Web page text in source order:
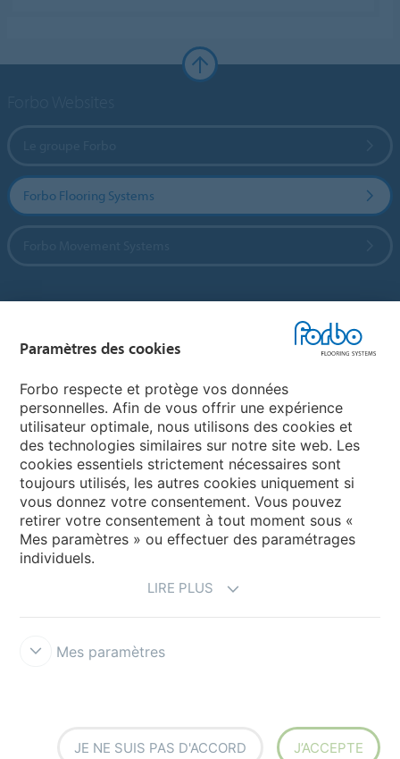
Forbo Flooring Systems
My Forbo
Contact dans le monde
Ajustement net
Paramètres des cookies
Forbo respecte et protège vos données
personnelles. Afin de vous offrir une expérience
utilisateur optimale, nous utilisons des cookies et
des technologies similaires sur notre site web. Les
cookies essentiels strictement nécessaires sont
toujours utilisés, les autres cookies uniquement si
vous donnez votre consentement. Vous pouvez
retirer votre consentement à tout moment sous «
Mes paramètres » ou effectuer des paramétrages
individuels.
LIRE PLUS
Mes paramètres
JE NE SUIS PAS D'ACCORD J’ACCEPTE